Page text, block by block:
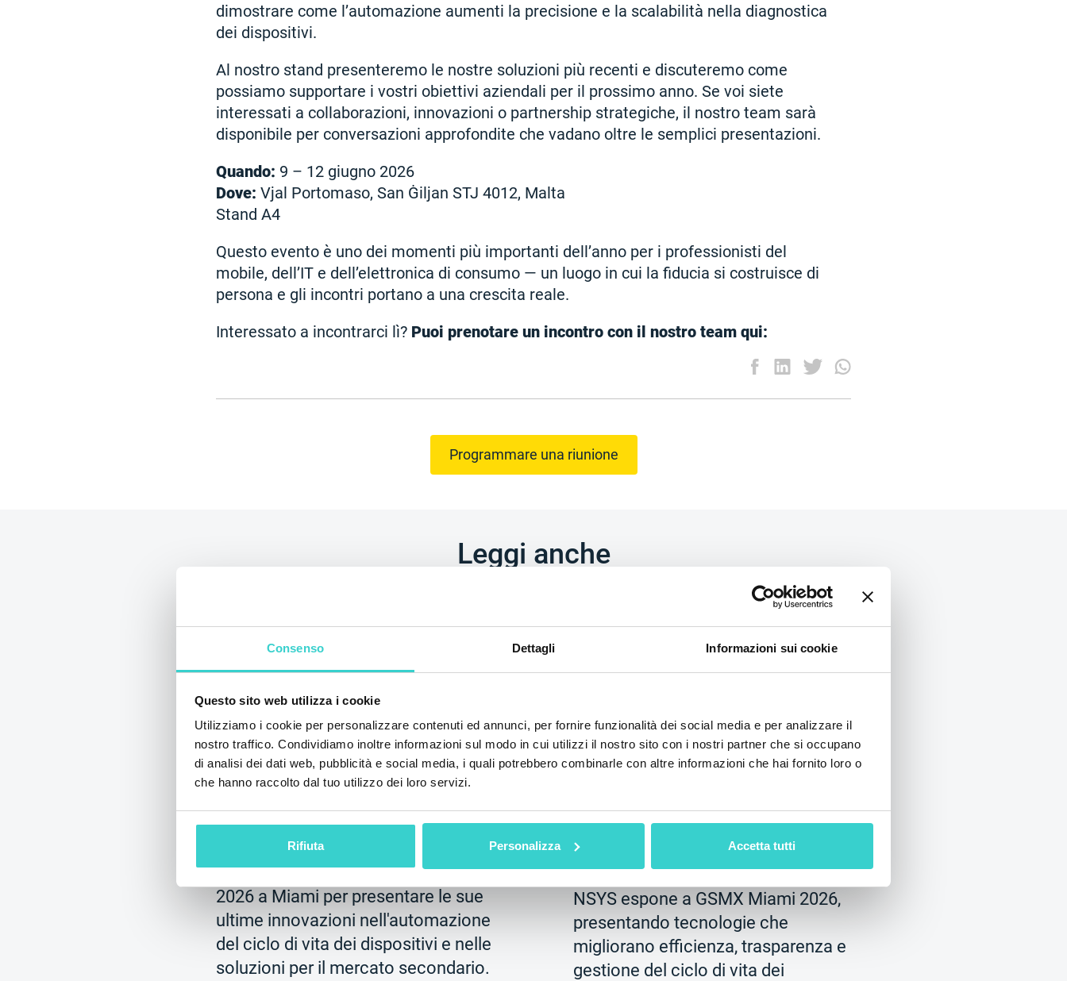
Consenso Dettagli Informazioni sui cookie
Questo sito web utilizza i cookie
Utilizziamo i cookie per personalizzare contenuti ed annunci, per fornire funzionalità dei social media e per analizzare il
nostro traffico. Condividiamo inoltre informazioni sul modo in cui utilizzi il nostro sito con i nostri partner che si occupano
di analisi dei dati web, pubblicità e social media, i quali potrebbero combinarle con altre informazioni che hai fornito loro o
che hanno raccolto dal tuo utilizzo dei loro servizi.
Rifiuta Personalizza Accetta tutti
dimostrare come l’automazione aumenti la precisione e la scalabilità nella diagnostica
dei dispositivi.
Al nostro stand presenteremo le nostre soluzioni più recenti e discuteremo come
possiamo supportare i vostri obiettivi aziendali per il prossimo anno. Se voi siete
interessati a collaborazioni, innovazioni o partnership strategiche, il nostro team sarà
disponibile per conversazioni approfondite che vadano oltre le semplici presentazioni.
Quando: 9 – 12 giugno 2026
Dove: Vjal Portomaso, San Ġiljan STJ 4012, Malta
Stand A4
Questo evento è uno dei momenti più importanti dell’anno per i professionisti del
mobile, dell’IT e dell’elettronica di consumo — un luogo in cui la fiducia si costruisce di
persona e gli incontri portano a una crescita reale.
Interessato a incontrarci lì? Puoi prenotare un incontro con il nostro team qui:
Programmare una riunione
Leggi anche
NSYS parteciperà a Mobile
Disrupt 2026 a Miami!
giovedì 04 giugno 2026 NSYS Group Team
NSYS partecipa a Mobile Disrupt
2026 a Miami per presentare le sue
ultime innovazioni nell'automazione
del ciclo di vita dei dispositivi e nelle
soluzioni per il mercato secondario.
espositori di GSMX Miami
giovedì 04 giugno 2026 NSYS Group Team
NSYS espone a GSMX Miami 2026,
presentando tecnologie che
migliorano efficienza, trasparenza e
gestione del ciclo di vita dei